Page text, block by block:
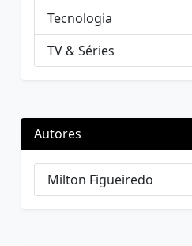
Tecnologia
TV & Séries
Autores
Milton Figueiredo